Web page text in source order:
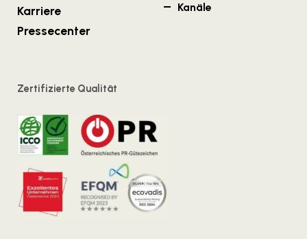
Karriere
Pressecenter
Kanäle
Zertifizierte Qualität